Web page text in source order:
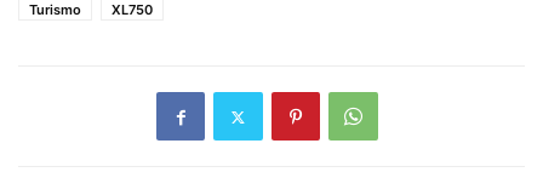
Turismo
XL750